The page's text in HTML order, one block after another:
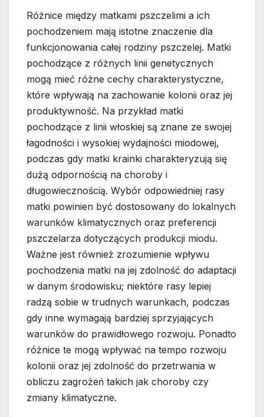
Różnice między matkami pszczelimi a ich
pochodzeniem mają istotne znaczenie dla
funkcjonowania całej rodziny pszczelej. Matki
pochodzące z różnych linii genetycznych
mogą mieć różne cechy charakterystyczne,
które wpływają na zachowanie kolonii oraz jej
produktywność. Na przykład matki
pochodzące z linii włoskiej są znane ze swojej
łagodności i wysokiej wydajności miodowej,
podczas gdy matki krainki charakteryzują się
dużą odpornością na choroby i
długowiecznością. Wybór odpowiedniej rasy
matki powinien być dostosowany do lokalnych
warunków klimatycznych oraz preferencji
pszczelarza dotyczących produkcji miodu.
Ważne jest również zrozumienie wpływu
pochodzenia matki na jej zdolność do adaptacji
w danym środowisku; niektóre rasy lepiej
radzą sobie w trudnych warunkach, podczas
gdy inne wymagają bardziej sprzyjających
warunków do prawidłowego rozwoju. Ponadto
różnice te mogą wpływać na tempo rozwoju
kolonii oraz jej zdolność do przetrwania w
obliczu zagrożeń takich jak choroby czy
zmiany klimatyczne.